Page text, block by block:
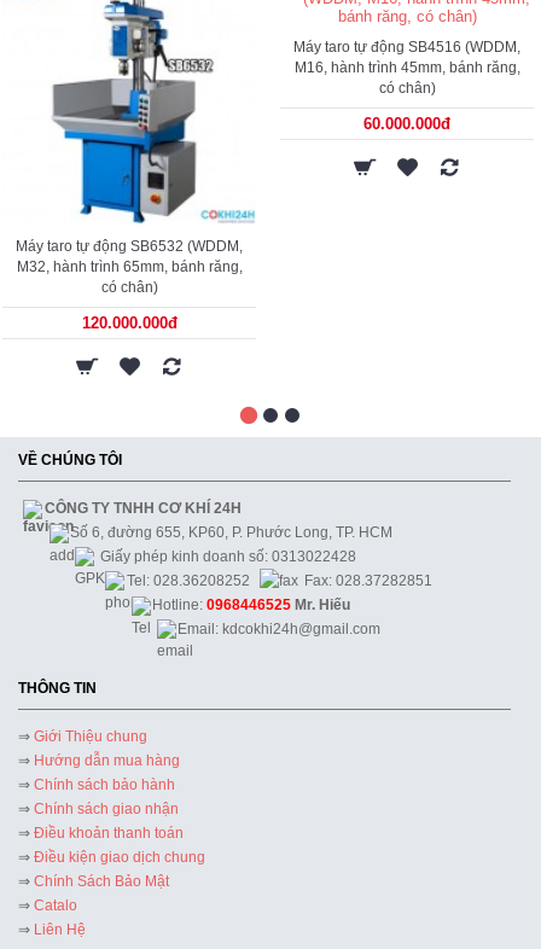
Máy taro tự động SB6532 (WDDM,
M32, hành trình 65mm, bánh răng,
có chân)
120.000.000đ
Máy taro tự động SB4516 (WDDM,
M16, hành trình 45mm, bánh răng,
có chân)
60.000.000đ
VỀ CHÚNG TÔI
CÔNG TY TNHH CƠ KHÍ 24H
Số 6, đường 655, KP60, P. Phước Long, TP. HCM
Giấy phép kinh doanh số: 0313022428
Tel: 028.36208252
Fax: 028.37282851
Hotline: 0968446525 Mr. Hiếu
Email: kdcokhi24h@gmail.com
THÔNG TIN
⇒ Giới Thiệu chung
⇒ Hướng dẫn mua hàng
⇒ Chính sách bảo hành
⇒ Chính sách giao nhận
⇒ Điều khoản thanh toán
⇒ Điều kiện giao dịch chung
⇒ Chính Sách Bảo Mật
⇒ Catalo
⇒ Liên Hệ